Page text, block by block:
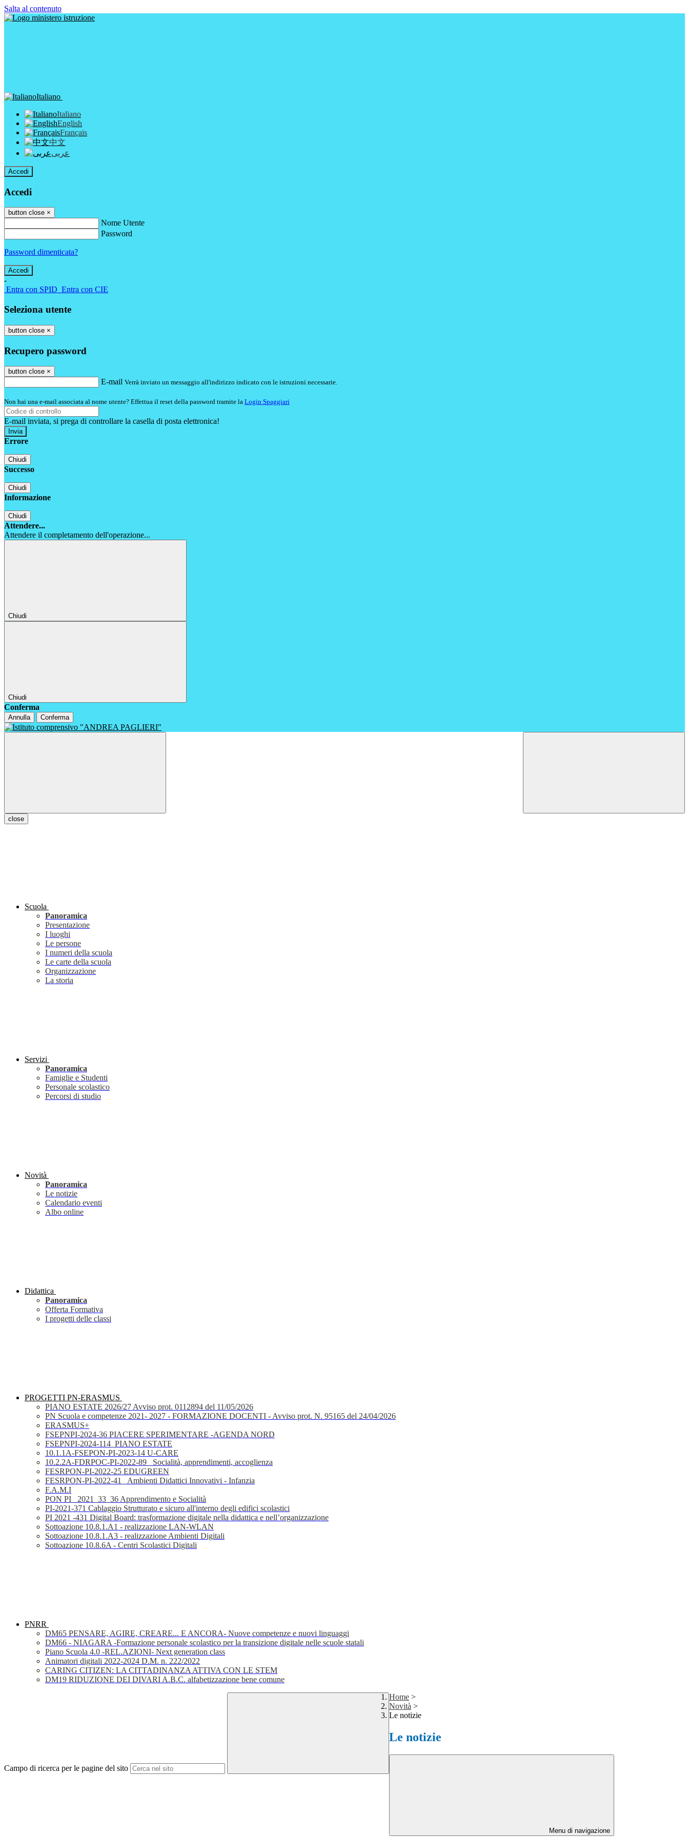
Salta al contenuto
Italiano
Italiano
English
Français
中文
عربى
Accedi
Accedi
button close ×
Nome Utente
Password
Password dimenticata?
-
Entra con SPID Entra con CIE
Seleziona utente
button close ×
Recupero password
button close ×
E-mail Verrà inviato un messaggio all'indirizzo indicato con le istruzioni necessarie.
Non hai una e-mail associata al nome utente? Effettua il reset della password tramite la Login Spaggiari
E-mail inviata, si prega di controllare la casella di posta elettronica!
Errore
Chiudi
Successo
Chiudi
Informazione
Chiudi
Attendere...
Attendere il completamento dell'operazione...
Chiudi
Chiudi
Conferma
Annulla Conferma
close
Scuola
Panoramica
Presentazione
I luoghi
Le persone
I numeri della scuola
Le carte della scuola
Organizzazione
La storia
Servizi
Panoramica
Famiglie e Studenti
Personale scolastico
Percorsi di studio
Novità
Panoramica
Le notizie
Calendario eventi
Albo online
Didattica
Panoramica
Offerta Formativa
I progetti delle classi
PROGETTI PN-ERASMUS
PIANO ESTATE 2026/27 Avviso prot. 0112894 del 11/05/2026
PN Scuola e competenze 2021- 2027 - FORMAZIONE DOCENTI - Avviso prot. N. 95165 del 24/04/2026
ERASMUS+
FSEPNPI-2024-36 PIACERE SPERIMENTARE -AGENDA NORD
FSEPNPI-2024-114_PIANO ESTATE
10.1.1A-FSEPON-PI-2023-14 U-CARE
10.2.2A-FDRPOC-PI-2022-89_ Socialità, apprendimenti, accoglienza
FESRPON-PI-2022-25 EDUGREEN
FESRPON-PI-2022-41_ Ambienti Didattici Innovativi - Infanzia
F.A.M.I
PON PI_ 2021_33_36 Apprendimento e Socialità
PI-2021-371 Cablaggio Strutturato e sicuro all'interno degli edifici scolastici
PI 2021 -431 Digital Board: trasformazione digitale nella didattica e nell’organizzazione
Sottoazione 10.8.1.A1 - realizzazione LAN-WLAN
Sottoazione 10.8.1.A3 - realizzazione Ambienti Digitali
Sottoazione 10.8.6A - Centri Scolastici Digitali
PNRR
DM65 PENSARE, AGIRE, CREARE... E ANCORA- Nuove competenze e nuovi linguaggi
DM66 - NIAGARA -Formazione personale scolastico per la transizione digitale nelle scuole statali
Piano Scuola 4.0 -REL.AZIONI- Next generation class
Animatori digitali 2022-2024 D.M. n. 222/2022
CARING CITIZEN: LA CITTADINANZA ATTIVA CON LE STEM
DM19 RIDUZIONE DEI DIVARI A.B.C. alfabetizzazione bene comune
Campo di ricerca per le pagine del sito
Home >
Novità >
Le notizie
Le notizie
Menu di navigazione